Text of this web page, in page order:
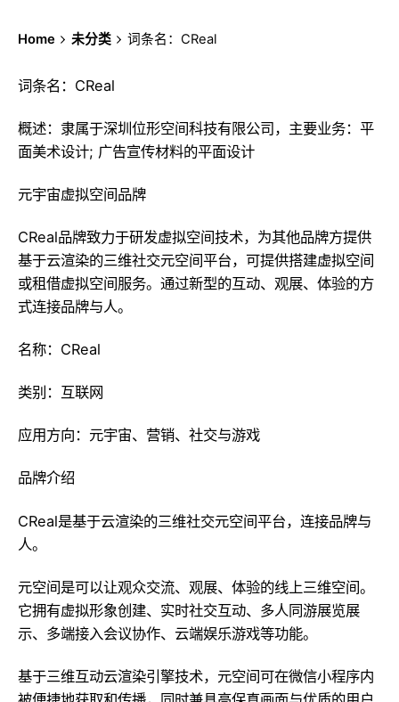
Home 未分类 词条名：CReal
词条名：CReal
概述：隶属于深圳位形空间科技有限公司，主要业务：平
面美术设计; 广告宣传材料的平面设计
元宇宙虚拟空间品牌
CReal品牌致力于研发虚拟空间技术，为其他品牌方提供
基于云渲染的三维社交元空间平台，可提供搭建虚拟空间
或租借虚拟空间服务。通过新型的互动、观展、体验的方
式连接品牌与人。
名称：CReal
类别：互联网
应用方向：元宇宙、营销、社交与游戏
品牌介绍
CReal是基于云渲染的三维社交元空间平台，连接品牌与
人。
元空间是可以让观众交流、观展、体验的线上三维空间。
它拥有虚拟形象创建、实时社交互动、多人同游展览展
示、多端接入会议协作、云端娱乐游戏等功能。
基于三维互动云渲染引擎技术，元空间可在微信小程序内